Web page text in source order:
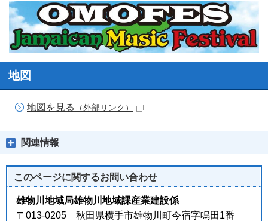
地図
地図を見る （外部リンク）
関連情報
このページに関するお問い合わせ
雄物川地域局雄物川地域課産業建設係
〒013-0205 秋田県横手市雄物川町今宿字鳴田1番